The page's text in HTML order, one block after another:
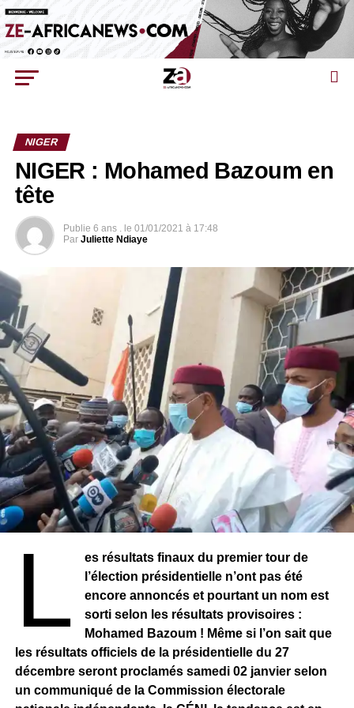
NIGER
NIGER : Mohamed Bazoum en
tête
Publie 6 ans . le 01/01/2021 à 17:48
Par Juliette Ndiaye
L
es résultats finaux du premier tour de
l’élection présidentielle n’ont pas été
encore annoncés et pourtant un nom est
sorti selon les résultats provisoires :
Mohamed Bazoum ! Même si l’on sait que
les résultats officiels de la présidentielle du 27
décembre seront proclamés samedi 02 janvier selon
un communiqué de la Commission électorale